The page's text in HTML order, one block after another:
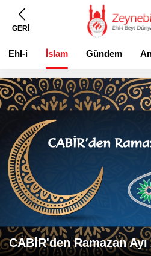
GERİ
Ehl-i
Beyt
İslam Gündem
CABİR'den Ramazan Ayı